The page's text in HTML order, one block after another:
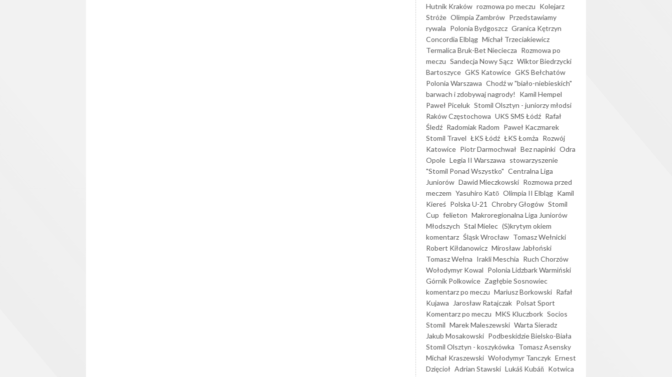
Hutnik Kraków rozmowa po meczu Kolejarz
Stróże Olimpia Zambrów Przedstawiamy
rywala Polonia Bydgoszcz Granica Kętrzyn
Concordia Elbląg Michał Trzeciakiewicz
Termalica Bruk-Bet Nieciecza Rozmowa po
meczu Sandecja Nowy Sącz Wiktor Biedrzycki
Bartoszyce GKS Katowice GKS Bełchatów
Polonia Warszawa Chodź w "biało-niebieskich"
barwach i zdobywaj nagrody!
Kamil Hempel
Paweł Piceluk Stomil Olsztyn - juniorzy młodsi
Raków Częstochowa UKS SMS Łódź Rafał
Śledź Radomiak Radom Paweł Kaczmarek
Stomil Travel ŁKS Łódź ŁKS Łomża Rozwój
Katowice Piotr Darmochwał Bez napinki Odra
Opole Legia II Warszawa stowarzyszenie
"Stomil Ponad Wszystko" Centralna Liga
Juniorów Dawid Mieczkowski Rozmowa przed
meczem Yasuhiro Katō Olimpia II Elbląg Kamil
Kiereś Polska U-21 Chrobry Głogów Stomil
Cup felieton Makroregionalna Liga Juniorów
Młodszych Stal Mielec (S)krytym okiem
komentarz Śląsk Wrocław Tomasz Wełnicki
Robert Kiłdanowicz Mirosław Jabłoński
Tomasz Wełna Irakli Meschia Ruch Chorzów
Wołodymyr Kowal Polonia Lidzbark Warmiński
Górnik Polkowice Zagłębie Sosnowiec
komentarz po meczu Mariusz Borkowski Rafał
Kujawa
Jarosław Ratajczak Polsat Sport
Komentarz po meczu MKS Kluczbork Socios
Stomil Marek Maleszewski Warta Sieradz
Jakub Mosakowski Podbeskidzie Bielsko-Biała
Stomil Olsztyn - koszykówka Tomasz Asensky
Michał Kraszewski Wołodymyr Tanczyk Ernest
Dzięcioł Adrian Stawski Lukáš Kubáň Kotwica